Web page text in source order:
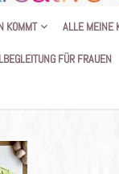
KOMMT ALLE MEINE
FÜR FRAUEN